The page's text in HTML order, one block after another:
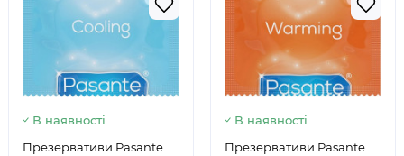
В наявності
Презервативи Pasante
В наявності
Презервативи Pasante